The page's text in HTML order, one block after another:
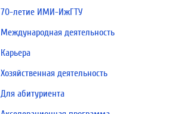
70-летие ИМИ-ИжГТУ
Международная деятельность
Карьера
Хозяйственная деятельность
Для абитуриента